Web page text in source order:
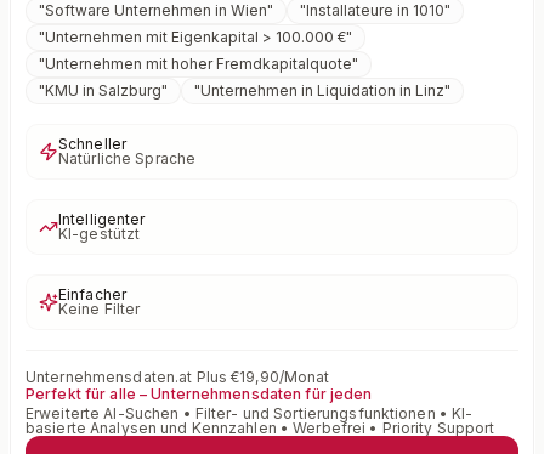
"Software Unternehmen in Wien" "Installateure in 1010"
"Unternehmen mit Eigenkapital > 100.000 €"
"Unternehmen mit hoher Fremdkapitalquote"
"KMU in Salzburg" "Unternehmen in Liquidation in Linz"
Schneller
Natürliche Sprache
Intelligenter
KI-gestützt
Einfacher
Keine Filter
Unternehmensdaten.at Plus €19,90/Monat
Perfekt für alle – Unternehmensdaten für jeden
Erweiterte AI-Suchen • Filter- und Sortierungsfunktionen • KI-
basierte Analysen und Kennzahlen • Werbefrei • Priority Support